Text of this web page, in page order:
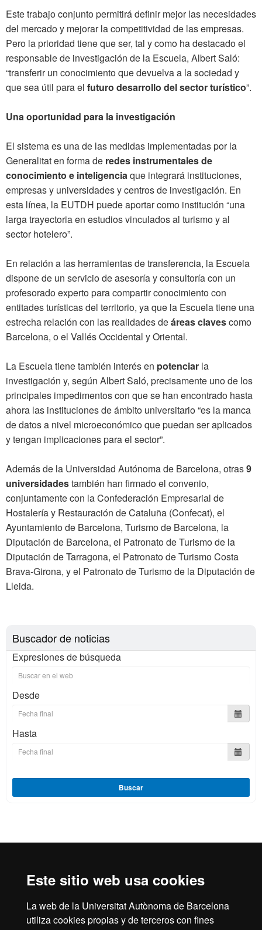
Este sitio web usa cookies
La web de la Universitat Autònoma de Barcelona
utiliza cookies propias y de terceros con fines
Este trabajo conjunto permitirá definir mejor las necesidades
del mercado y mejorar la competitividad de las empresas.
Pero la prioridad tiene que ser, tal y como ha destacado el
responsable de investigación de la Escuela, Albert Saló:
“transferir un conocimiento que devuelva a la sociedad y
que sea útil para el futuro desarrollo del sector turístico”.
Una oportunidad para la investigación
El sistema es una de las medidas implementadas por la
Generalitat en forma de redes instrumentales de
conocimiento e inteligenciaque integrará instituciones,
empresas y universidades y centros de investigación. En
esta línea, la EUTDH puede aportar como institución “una
larga trayectoria en estudios vinculados al turismo y al
sector hotelero”.
En relación a las herramientas de transferencia, la Escuela
dispone de un servicio de asesoría y consultoría con un
profesorado experto para compartir conocimiento con
entitades turísticas del territorio, ya que la Escuela tiene una
estrecha relación con las realidades deáreas clavescomo
Barcelona, o el Vallés Occidental y Oriental.
La Escuela tiene también interés en potenciar la
investigación y, según Albert Saló, precisamente uno de los
principales impedimentos con que se han encontrado hasta
ahora las instituciones de ámbito universitario “es la manca
de datos a nivel microeconómico que puedan ser aplicados
y tengan implicaciones para el sector”.
Además de la Universidad Autónoma de Barcelona, otras9
universidadestambién han firmado el convenio,
conjuntamente con la Confederación Empresarial de
Hostalería y Restauración de Cataluña (Confecat), el
Ayuntamiento de Barcelona, Turismo de Barcelona, la
Diputación de Barcelona, el Patronato de Turismo de la
Diputación de Tarragona, el Patronato de Turismo Costa
Brava-Girona, y el Patronato de Turismo de la Diputación de
Lleida.
Buscador de noticias
Expresiones de búsqueda
Desde
Hasta
Buscar
HR
Inicio Aviso legal Política de privacidad